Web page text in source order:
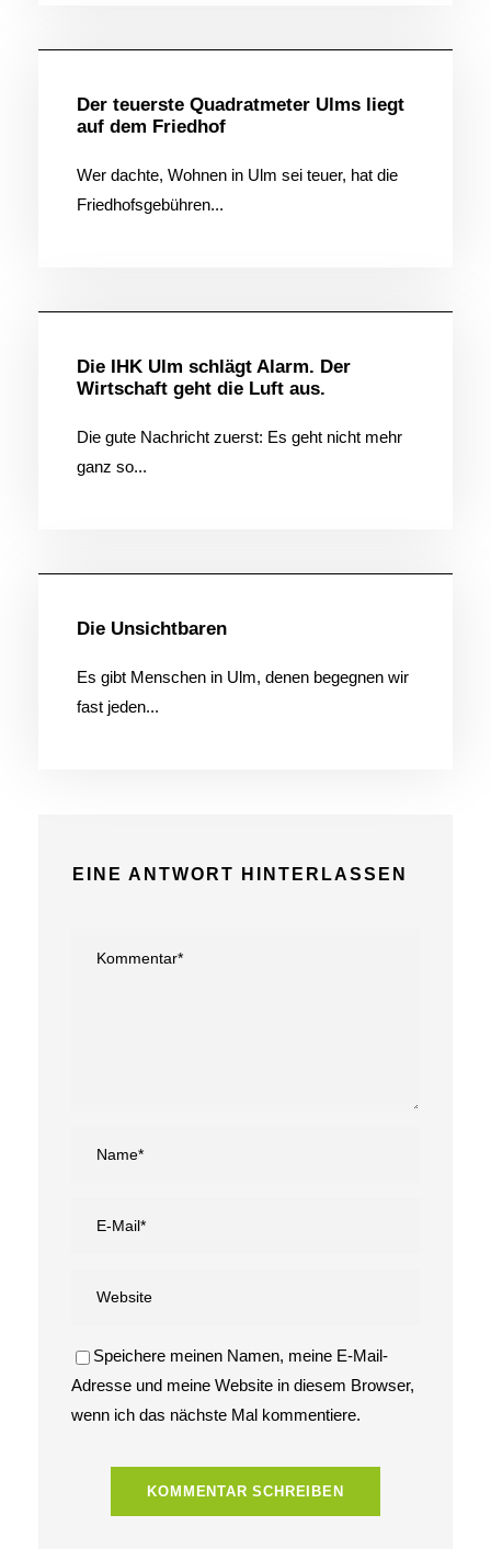
Der teuerste Quadratmeter Ulms liegt
auf dem Friedhof
Wer dachte, Wohnen in Ulm sei teuer, hat die
Friedhofsgebühren...
Die IHK Ulm schlägt Alarm. Der
Wirtschaft geht die Luft aus.
Die gute Nachricht zuerst: Es geht nicht mehr
ganz so...
Die Unsichtbaren
Es gibt Menschen in Ulm, denen begegnen wir
fast jeden...
EINE ANTWORT HINTERLASSEN
Speichere meinen Namen, meine E-Mail-
Adresse und meine Website in diesem Browser,
wenn ich das nächste Mal kommentiere.